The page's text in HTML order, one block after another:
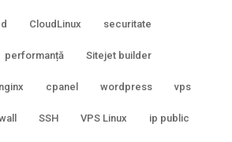
CloudLinux securitate
performanță Sitejet builder
nginx cpanel wordpress vps
SSH VPS Linux ip public